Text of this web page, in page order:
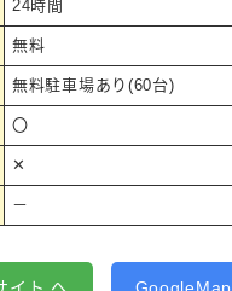
24時間
無料
無料駐車場あり(60台)
〇
✕
－
イト へ GoogleMap